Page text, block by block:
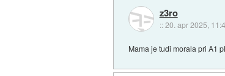
z3ro
::20. apr 2025,
Mama je tudi morala pri A1